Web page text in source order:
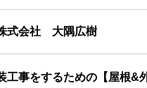
式会社 大隅広樹
工事をするための【屋根&